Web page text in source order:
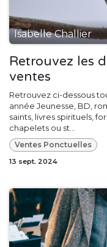
Isabelle Challier
Retrouvez les
ventes
Retrouvez ci-dessous
année Jeunesse, BD,
saints, livres spirituels,
chapelets ou st...
Ventes Ponctuelles
13 sept. 2024